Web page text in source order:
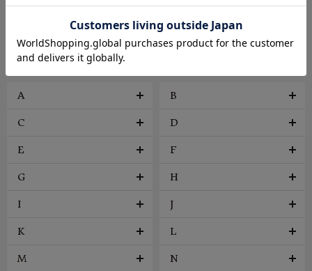
ファッション雑貨 ヴィンテージ
BRAND
A B
C D
E F
G H
I J
K L
M N